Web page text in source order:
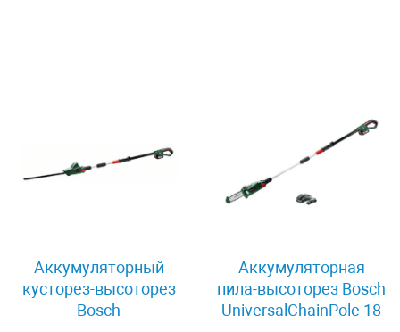
Аккумуляторный
кусторез-высоторез
Bosch
Аккумуляторная
пила-высоторез Bosch
UniversalChainPole 18